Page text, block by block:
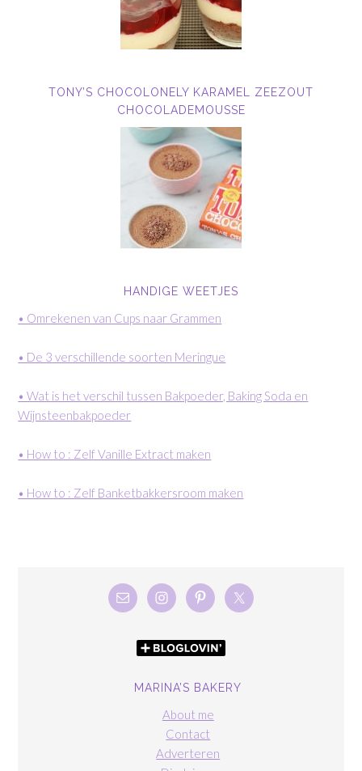
TONY’S CHOCOLONELY KARAMEL ZEEZOUT
CHOCOLADEMOUSSE
HANDIGE WEETJES
• Omrekenen van Cups naar Grammen
• De 3 verschillende soorten Meringue
• Wat is het verschil tussen Bakpoeder, Baking Soda en
Wijnsteenbakpoeder
• How to : Zelf Vanille Extract maken
• How to : Zelf Banketbakkersroom maken
MARINA’S BAKERY
About me
Contact
Adverteren